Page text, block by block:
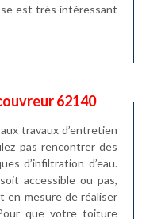
est très intéressant
62140
travaux d’entretien
pas rencontrer des
d’infiltration d’eau.
accessible ou pas,
en mesure de réaliser
que votre toiture